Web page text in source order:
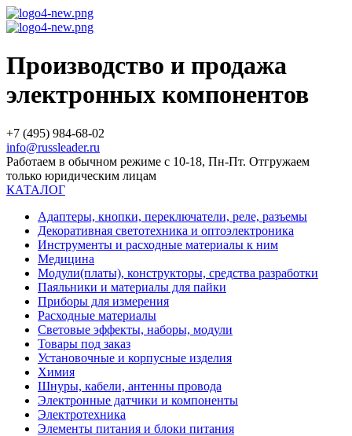
Производство и продажа
электронных компонентов
+7 (495) 984-68-02
info@russleader.ru
Работаем в обычном режиме с 10-18, Пн-Пт. Отгружаем
только юридическим лицам
КАТАЛОГ
Адаптеры, кнопки, переключатели, реле, разъемы
Декоративная светотехника и оптоэлектроника
Инструменты и расходные материалы к ним
Медицина
Модули(платы), конструкторы, средства разработки
Паяльники и материалы для пайки
Приборы для измерения
Расходные материалы
Световые эффекты, наборы, модули
Товары под заказ
Установочные и корпусные изделия
Химия
Шнуры, кабели, антенны провода
Электронные датчики и компоненты
Электротехника
Элементы питания и блоки питания